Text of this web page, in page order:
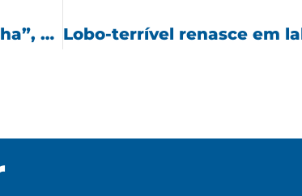
Morre Jay North, o eterno “Dennis, o Pimentinha”, aos 73 anos